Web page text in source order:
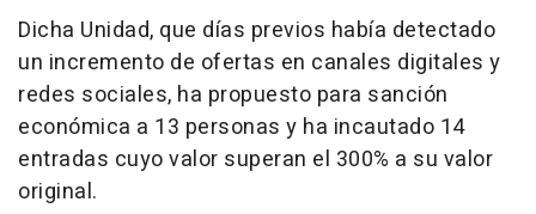
Dicha Unidad, que días previos había detectado
un incremento de ofertas en canales digitales y
redes sociales, ha propuesto para sanción
económica a 13 personas y ha incautado 14
entradas cuyo valor superan el 300% a su valor
original.